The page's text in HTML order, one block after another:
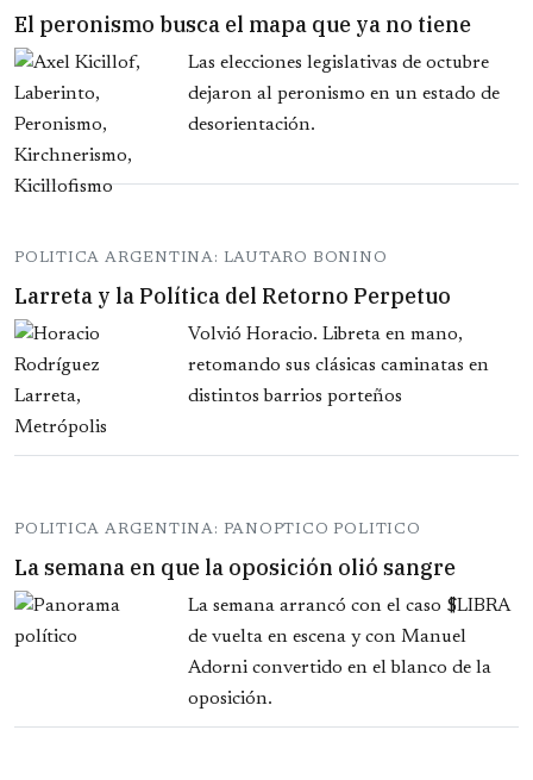
El peronismo busca el mapa que ya no tiene
Las elecciones legislativas de octubre
dejaron al peronismo en un estado de
desorientación.
POLITICA ARGENTINA: LAUTARO BONINO
Larreta y la Política del Retorno Perpetuo
Volvió Horacio. Libreta en mano,
retomando sus clásicas caminatas en
distintos barrios porteños
POLITICA ARGENTINA: PANOPTICO POLITICO
La semana en que la oposición olió sangre
La semana arrancó con el caso $LIBRA
de vuelta en escena y con Manuel
Adorni convertido en el blanco de la
oposición.